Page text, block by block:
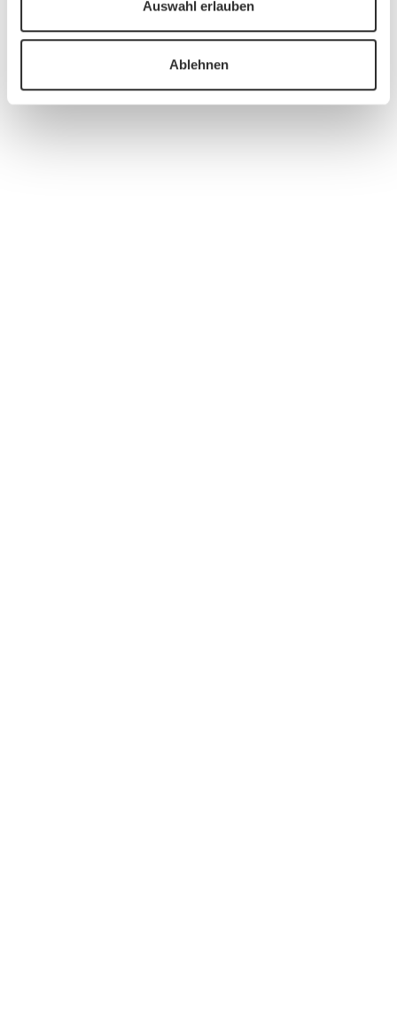
Auswahl erlauben
Ablehnen